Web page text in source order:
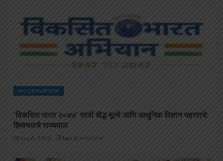
INFORMATION
‘विकसित भारत २०४७’ साठी बौद्ध मूल्ये आणि आधुनिक विज्ञान महत्त्वाचे:
हिमाचलचे राज्यपाल
July 6, 2026 buddhistbharat